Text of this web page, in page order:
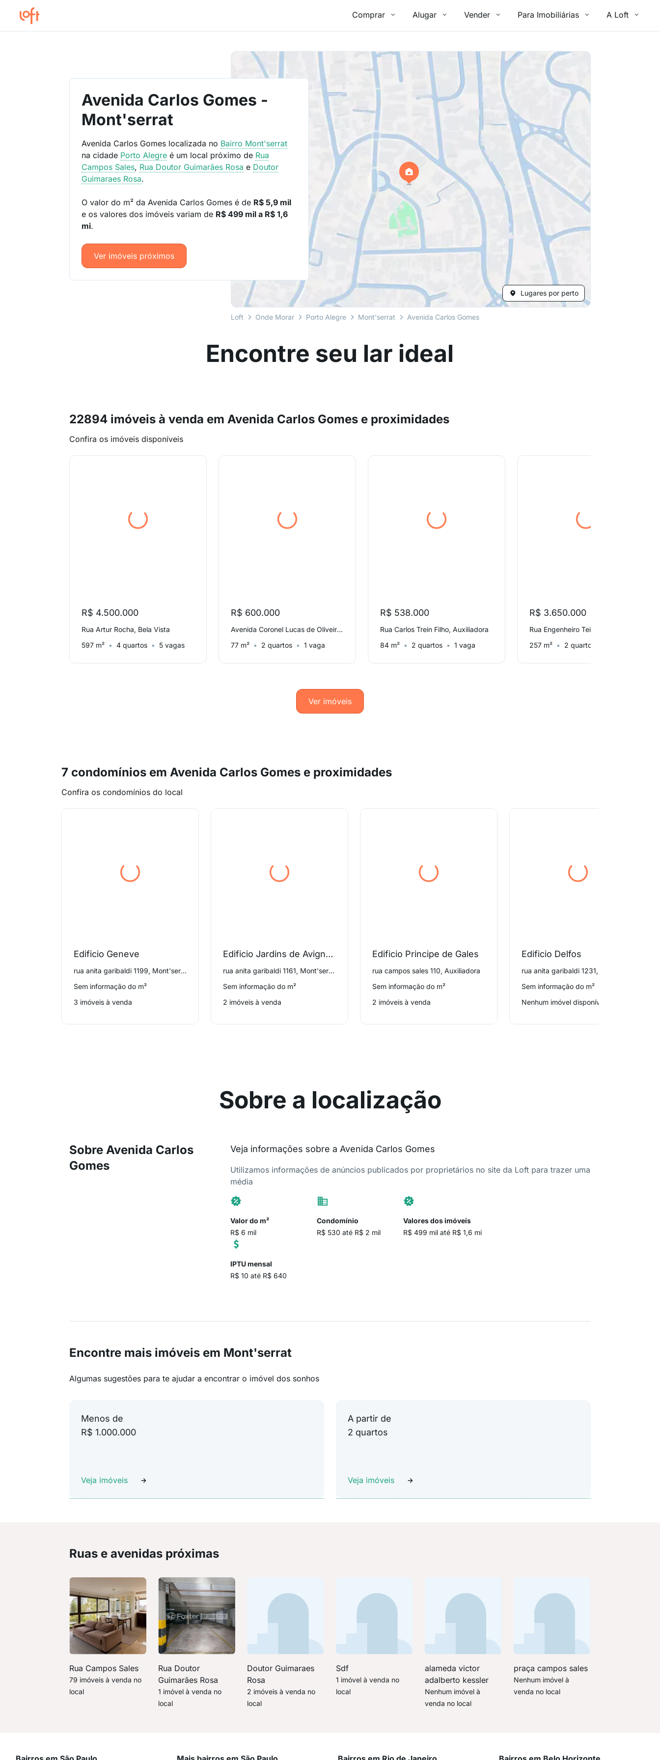
Comprar Alugar Vender Para Imobiliárias A Loft
Lugares por perto
Loft Onde Morar Porto Alegre Mont'serrat Avenida Carlos Gomes
Avenida Carlos Gomes -
Mont'serrat
Avenida Carlos Gomes localizada no Bairro Mont'serrat
na cidade Porto Alegre é um local próximo de Rua
Campos Sales, Rua Doutor Guimarães Rosa e Doutor
Guimaraes Rosa.
O valor do m² da Avenida Carlos Gomes é de R$ 5,9 mil
e os valores dos imóveis variam de R$ 499 mil a R$ 1,6
mi.
Ver imóveis próximos
Encontre seu lar ideal
22894 imóveis à venda em Avenida Carlos Gomes e proximidades
Confira os imóveis disponíveis
R$ 4.500.000
Rua Artur Rocha, Bela Vista
597 m²
4 quartos 5 vagas
R$ 600.000
Avenida Coronel Lucas de Oliveira, Mont'serrat
77 m²
2 quartos 1 vaga
R$ 538.000
Rua Carlos Trein Filho, Auxiliadora
84 m²
2 quartos 1 vaga
R$ 3.650.000
257 m²
2 quartos
Ver imóveis
7 condomínios em Avenida Carlos Gomes e proximidades
Confira os condomínios do local
Edificio Geneve
rua anita garibaldi 1199, Mont'serrat
Sem informação do m²
3 imóveis à venda
Edificio Jardins de Avignon
rua anita garibaldi 1161, Mont'serrat
Sem informação do m²
2 imóveis à venda
Edificio Principe de Gales
rua campos sales 110, Auxiliadora
Sem informação do m²
2 imóveis à venda
Edificio Delfos
Sem informação do m²
Nenhum imóvel disponível
Sobre a localização
Sobre Avenida Carlos
Gomes
Veja informações sobre a Avenida Carlos Gomes
Utilizamos informações de anúncios publicados por proprietários no site da Loft para trazer uma
média
Valor do m²
R$ 6 mil
Condomínio
R$ 530 até R$ 2 mil
Valores dos imóveis
R$ 499 mil até R$ 1,6 mi
IPTU mensal
R$ 10 até R$ 640
Encontre mais imóveis em Mont'serrat
Algumas sugestões para te ajudar a encontrar o imóvel dos sonhos
Menos de
R$ 1.000.000
Veja imóveis
A partir de
2 quartos
Veja imóveis
Ruas e avenidas próximas
Rua Campos Sales
79 imóveis à venda no
local
Rua Doutor
Guimarães Rosa
1 imóvel à venda no
local
Doutor Guimaraes
Rosa
2 imóveis à venda no
local
Sdf
1 imóvel à venda no
local
alameda victor
adalberto kessler
Nenhum imóvel à
venda no local
praça campos sales
Nenhum imóvel à
venda no local